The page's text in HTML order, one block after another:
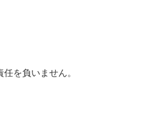
を負いません。